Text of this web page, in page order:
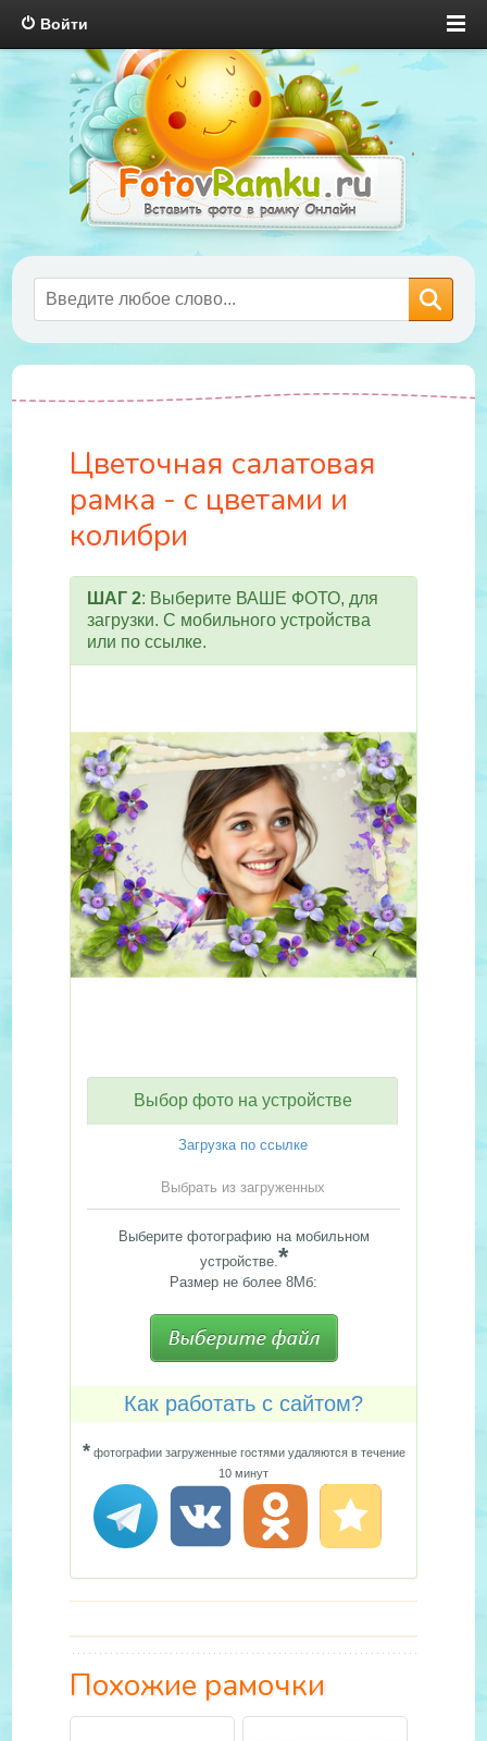
Войти
Цветочная салатовая
рамка - с цветами и
колибри
ШАГ 2: Выберите ВАШЕ ФОТО, для
загрузки. С мобильного устройства
или по ссылке.
Выбор фото на устройстве
Загрузка по ссылке
Выбрать из загруженных
Выберите фотографию на мобильном
устройстве.*
Размер не более 8Мб:
Как работать с сайтом?
*фотографии загруженные гостями удаляются в течение
10 минут
Похожие рамочки